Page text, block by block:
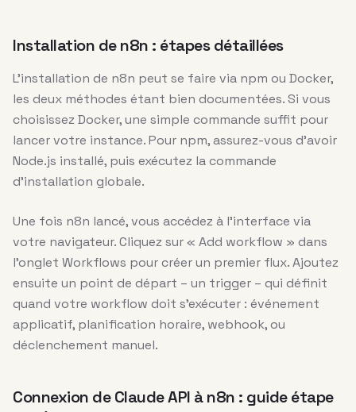
Installation de n8n : étapes détaillées
L’installation de n8n peut se faire via npm ou Docker,
les deux méthodes étant bien documentées. Si vous
choisissez Docker, une simple commande suffit pour
lancer votre instance. Pour npm, assurez-vous d’avoir
Node.js installé, puis exécutez la commande
d’installation globale.
Une fois n8n lancé, vous accédez à l’interface via
votre navigateur. Cliquez sur « Add workflow » dans
l’onglet Workflows pour créer un premier flux. Ajoutez
ensuite un point de départ – un trigger – qui définit
quand votre workflow doit s’exécuter : événement
applicatif, planification horaire, webhook, ou
déclenchement manuel.
Connexion de Claude API à n8n : guide étape